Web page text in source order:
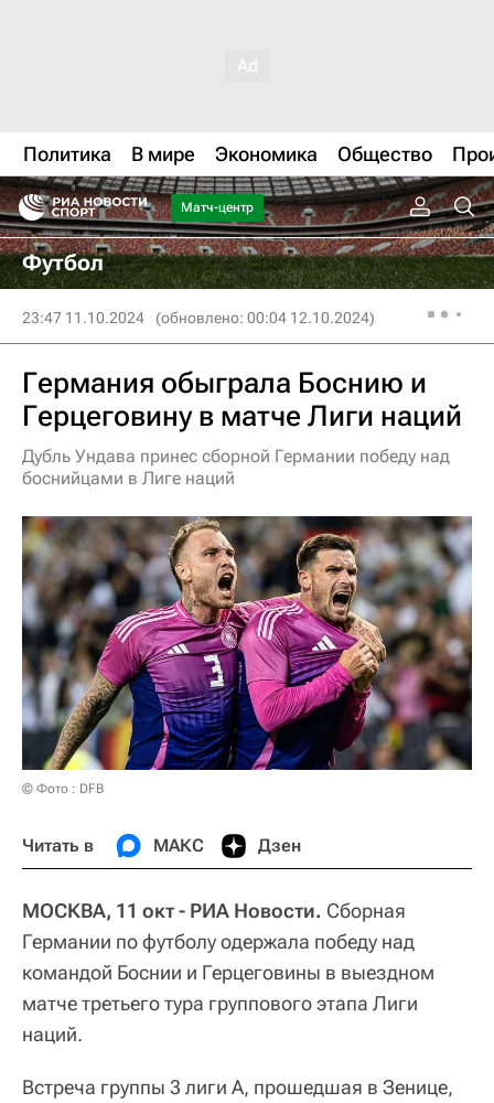
Политика В мире Экономика Общество
Матч-центр
Футбол
23:47 11.10.2024 (обновлено: 00:04 12.10.2024)
Германия обыграла Боснию и
Герцеговину в матче Лиги наций
Дубль Ундава принес сборной Германии победу над
боснийцами в Лиге наций
© Фото : DFB
Читать в МАКС Дзен
МОСКВА, 11 окт - РИА Новости. Сборная
Германии по футболу одержала победу над
командой Боснии и Герцеговины в выездном
матче третьего тура группового этапа Лиги
наций.
Встреча группы 3 лиги A, прошедшая в Зенице,